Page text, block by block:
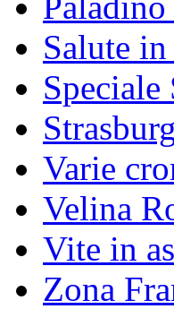
Salute
Varie
Velina
Vite in
Zona